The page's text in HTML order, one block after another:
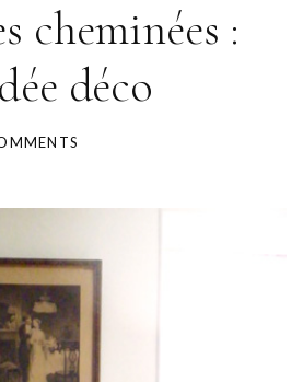
cheminées :
déco